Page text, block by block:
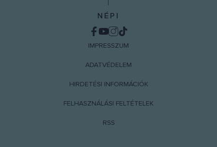
NÉPI
IMPRESSZUM
ADATVÉDELEM
HIRDETÉSI INFORMÁCIÓK
FELHASZNÁLÁSI FELTÉTELEK
RSS